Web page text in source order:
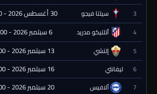
3 سيلتا فيجو 30 أغسطس 2026 - 22:30
4 أتلتيكو مدريد 6 سبتمبر 2026 - 20:00
5 إلتشي 13 سبتمبر 2026 - 20:00
6 ليفانتي 16 سبتمبر 2026 - 20:00
7 ألافيس 20 سبتمبر 2026 - 20:00